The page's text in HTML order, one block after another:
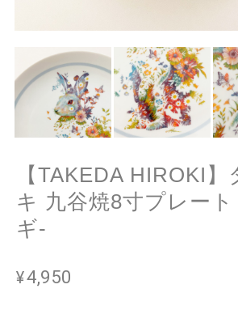
【TAKEDA HIROKI】
キ 九谷焼8寸プレー
ギ-
¥4,950